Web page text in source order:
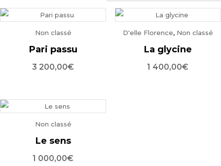
Non classé
Pari passu
3 200,00€
D'elle Florence, Non classé
La glycine
1 400,00€
Non classé
Le sens
1 000,00€